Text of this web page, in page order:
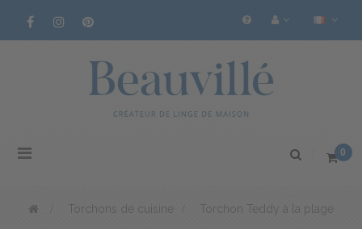
Basculer
0
Torchons de cuisine Torchon Teddy à la plage